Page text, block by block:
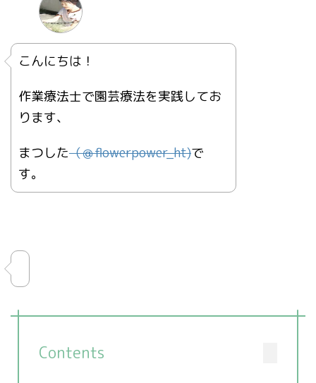
こんにちは！
作業療法士で園芸療法を実践してお
ります、
まつした（＠flowerpower_ht)で
す。
Contents